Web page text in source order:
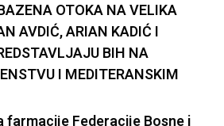
OTOKA NA VELIKA
AVDIĆ, ARIAN KADIĆ I
BIH NA
I MEDITERANSKIM